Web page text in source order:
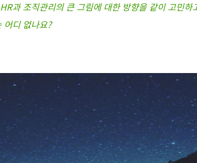
과 조직관리의 큰 그림에 대한 방향을 같이 고민
어디 없나요?